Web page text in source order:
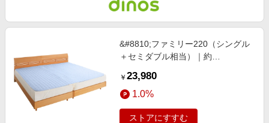
&#8810;ファミリー220（シングル
＋セミダブル相当）｜約
（R）EX 無地 敷きパッド ファミリ
ーサイズ ホワイト 【通販】
￥ 23,980
1.0%
ストアにすすむ